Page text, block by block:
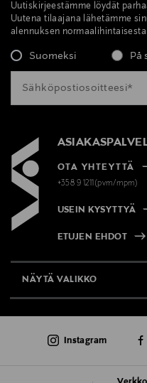
Uutiskirjeestämme löydät
Uutena tilaajana lähetämme
alennuksen
Suomeksi På
OTA YHTEYTTÄ
+358 9 1211(pvm/mpm)
USEIN KYSYTTYÄ
ETUJEN EHDOT
NÄYTÄ VALIKKO
AJANKOHTAISTA
Instagram